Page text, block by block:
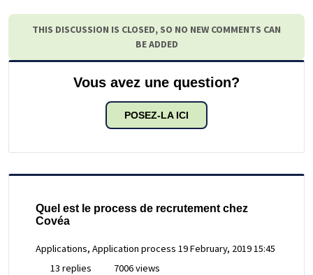
THIS DISCUSSION IS CLOSED, SO NO NEW COMMENTS CAN
BE ADDED
Vous avez une question?
POSEZ-LA ICI
Quel est le process de recrutement chez
Covéa
Applications, Application process 19 February, 2019 15:45
13 replies
7006 views